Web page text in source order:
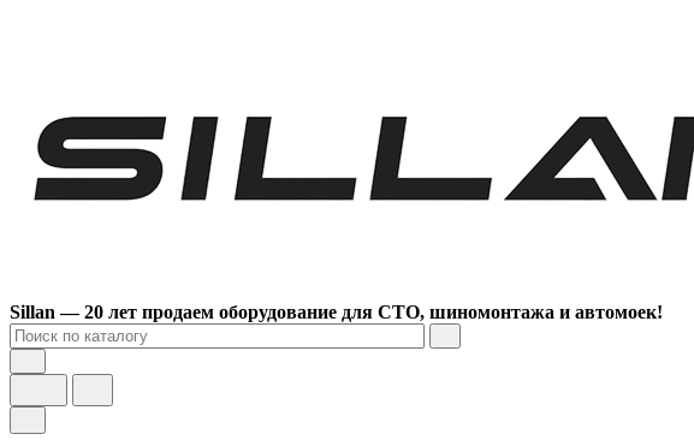
Sillan — 20 лет продаем оборудование для СТО, шиномонтажа и автомоек!